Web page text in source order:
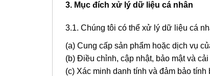
3. Mục đích xử lý dữ liệu cá nhân
3.1. Chúng tôi có thể xử lý dữ liệu cá
(a) Cung cấp sản phẩm hoặc dịch vụ
(b) Điều chỉnh, cập nhật, bảo mật và
(c) Xác minh danh tính và đảm bảo